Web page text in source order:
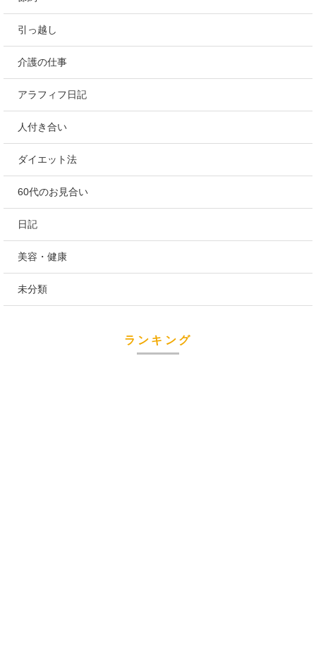
引っ越し
介護の仕事
アラフィフ日記
人付き合い
ダイエット法
60代のお見合い
日記
美容・健康
未分類
ランキング